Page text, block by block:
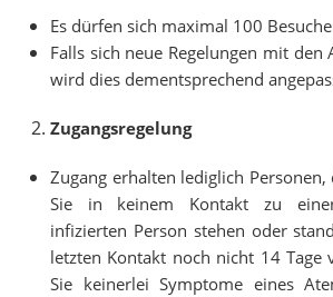
Es dürfen sich maximal 100
Falls sich neue Regelungen mit den
wird dies dementsprechend
Zugangsregelung
Zugang erhalten lediglich Personen,
Sie in keinem Kontakt zu einer
infizierten Person stehen oder
letzten Kontakt noch nicht 14 Tage
Sie keinerlei Symptome eines